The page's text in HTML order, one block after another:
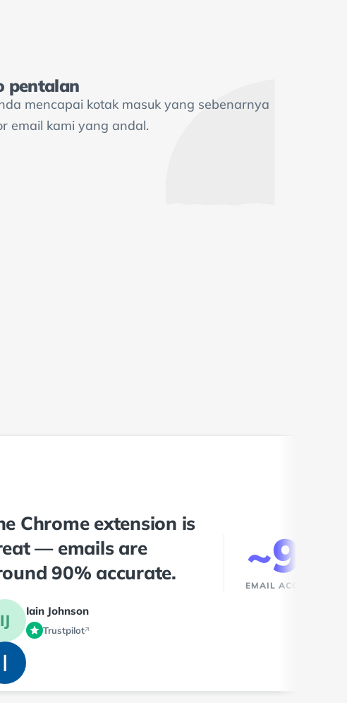
pentalan
mencapai kotak masuk yang sebenarnya
email kami yang andal.
Chrome extension is
— emails are
90% accurate.
IJ Iain Johnson
Trustpilot↗
EMAIL ACCURACY